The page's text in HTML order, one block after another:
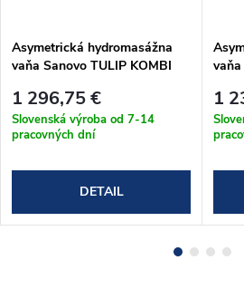
Asymetrická hydromasážna
vaňa Sanovo TULIP KOMBI
(TUL_160100KPP)
1 296,75 €
Slovenská výroba od 7-14
pracovných dní
DETAIL
1